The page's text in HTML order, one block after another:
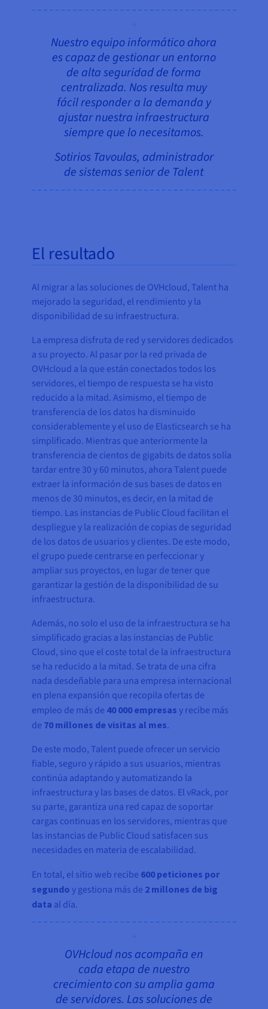
Nuestro equipo informático ahora
es capaz de gestionar un entorno
de alta seguridad de forma
centralizada. Nos resulta muy
fácil responder a la demanda y
ajustar nuestra infraestructura
siempre que lo necesitamos.
Sotirios Tavoulas, administrador
de sistemas senior de Talent
El resultado
Al migrar a las soluciones de OVHcloud, Talent ha
mejorado la seguridad, el rendimiento y la
disponibilidad de su infraestructura.
La empresa disfruta de red y servidores dedicados
a su proyecto. Al pasar por la red privada de
OVHcloud a la que están conectados todos los
servidores, el tiempo de respuesta se ha visto
reducido a la mitad. Asimismo, el tiempo de
transferencia de los datos ha disminuido
considerablemente y el uso de Elasticsearch se ha
simplificado. Mientras que anteriormente la
transferencia de cientos de gigabits de datos solía
tardar entre 30 y 60 minutos, ahora Talent puede
extraer la información de sus bases de datos en
menos de 30 minutos, es decir, en la mitad de
tiempo. Las instancias de Public Cloud facilitan el
despliegue y la realización de copias de seguridad
de los datos de usuarios y clientes. De este modo,
el grupo puede centrarse en perfeccionar y
ampliar sus proyectos, en lugar de tener que
garantizar la gestión de la disponibilidad de su
infraestructura.
Además, no solo el uso de la infraestructura se ha
simplificado gracias a las instancias de Public
Cloud, sino que el coste total de la infraestructura
se ha reducido a la mitad. Se trata de una cifra
nada desdeñable para una empresa internacional
en plena expansión que recopila ofertas de
empleo de más de 40 000 empresas y recibe más
de 70 millones de visitas al mes.
De este modo, Talent puede ofrecer un servicio
fiable, seguro y rápido a sus usuarios, mientras
continúa adaptando y automatizando la
infraestructura y las bases de datos. El vRack, por
su parte, garantiza una red capaz de soportar
cargas continuas en los servidores, mientras que
las instancias de Public Cloud satisfacen sus
necesidades en materia de escalabilidad.
En total, el sitio web recibe 600 peticiones por
segundo y gestiona más de 2 millones de big
data al día.
OVHcloud nos acompaña en
cada etapa de nuestro
crecimiento con su amplia gama
de servidores. Las soluciones de